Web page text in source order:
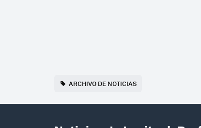
ARCHIVO DE NOTICIAS